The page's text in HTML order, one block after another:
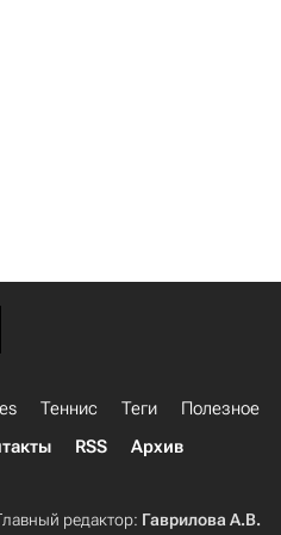
Теннис Теги
Полезное
RSS Архив
редактор: Гаврилова А.В.